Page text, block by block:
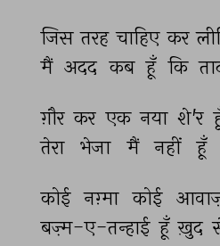
जिस तरह चाहिए कर
मैं अदद कब हूँ कि
ग़ौर कर एक नया शे'र
तेरा
भेजा मैं नहीं हूँ
कोई नग़्मा कोई
बज़्म-ए-तन्हाई हूँ ख़ुद